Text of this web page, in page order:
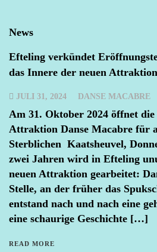
News
Efteling verkündet
das Innere der neuen
JULI 31, 2024 DANSE MACABRE
Am 31. Oktober 2024 öffnet
Attraktion Danse Macabre für
Sterblichen Kaatsheuvel,
zwei Jahren wird in Efteling
neuen Attraktion gearbeitet:
Stelle, an der früher das
entstand nach und nach eine
eine schaurige Geschichte […]
READ MORE